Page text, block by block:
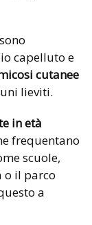
capelluto e
cutanee
lieviti.
in età
frequentano
scuole,
o il parco
a